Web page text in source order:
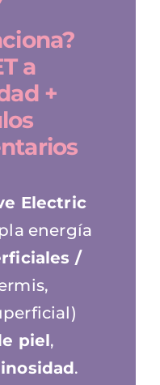
a
+
Electric
energía
/
piel,
.